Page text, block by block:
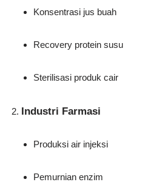
Konsentrasi jus buah
Recovery protein susu
Sterilisasi produk cair
Industri Farmasi
Produksi air injeksi
Pemurnian enzim